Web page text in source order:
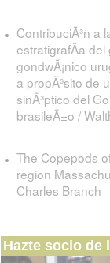
ContribuciÃ³n a
estratigrafÃ­a del
gondwÃ¡nico
a propÃ³sito de
sinÃ³ptico del
brasileÃ±o /
The Copepods
region
Charles Branch
Hazte socio de